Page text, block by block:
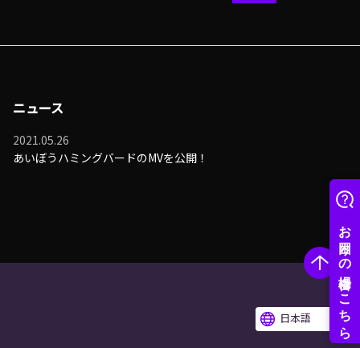
ニュース
2021.05.26
あいぼうハミングバードのMVを公開！
日本語